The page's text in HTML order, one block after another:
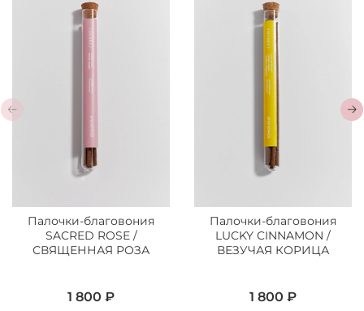
Палочки-благовония
SACRED ROSE /
СВЯЩЕННАЯ РОЗА
1 800 ₽
Палочки-благовония
LUCKY CINNAMON /
ВЕЗУЧАЯ КОРИЦА
1 800 ₽